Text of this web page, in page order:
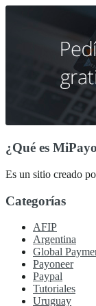
¿Qué es
Es un sitio creado
Categorías
AFIP
Argentina
Global
Payoneer
Paypal
Tutoriales
Uruguay